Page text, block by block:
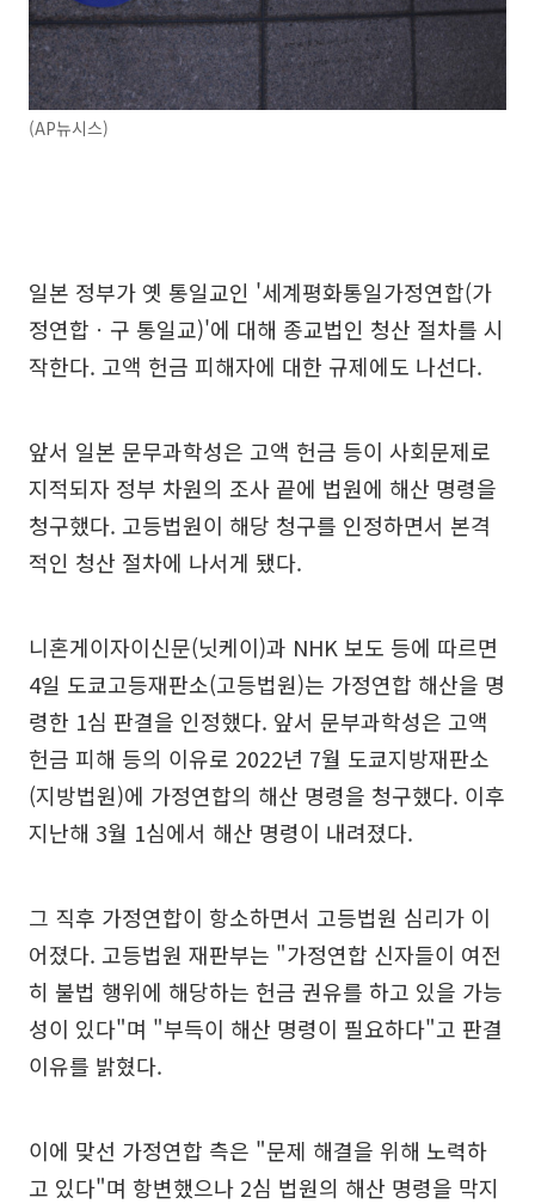
(AP뉴시스)
일본 정부가 옛 통일교인 '세계평화통일가정연합(가
정연합ㆍ구 통일교)'에 대해 종교법인 청산 절차를 시
작한다. 고액 헌금 피해자에 대한 규제에도 나선다.
앞서 일본 문무과학성은 고액 헌금 등이 사회문제로
지적되자 정부 차원의 조사 끝에 법원에 해산 명령을
청구했다. 고등법원이 해당 청구를 인정하면서 본격
적인 청산 절차에 나서게 됐다.
니혼게이자이신문(닛케이)과 NHK 보도 등에 따르면
4일 도쿄고등재판소(고등법원)는 가정연합 해산을 명
령한 1심 판결을 인정했다. 앞서 문부과학성은 고액
헌금 피해 등의 이유로 2022년 7월 도쿄지방재판소
(지방법원)에 가정연합의 해산 명령을 청구했다. 이후
지난해 3월 1심에서 해산 명령이 내려졌다.
그 직후 가정연합이 항소하면서 고등법원 심리가 이
어졌다. 고등법원 재판부는 "가정연합 신자들이 여전
히 불법 행위에 해당하는 헌금 권유를 하고 있을 가능
성이 있다"며 "부득이 해산 명령이 필요하다"고 판결
이유를 밝혔다.
이에 맞선 가정연합 측은 "문제 해결을 위해 노력하
고 있다"며 항변했으나 2심 법원의 해산 명령을 막지